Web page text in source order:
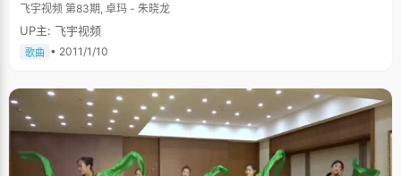
飞宇视频 第83期, 卓玛 - 朱晓龙
UP主: 飞宇视频
歌曲 • 2011/1/10